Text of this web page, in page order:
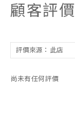
顧客評價
尚未有任何評價